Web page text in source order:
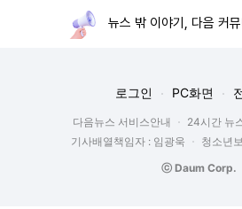
뉴스 밖 이야기, 다음 커
로그인 PC화면
다음뉴스 서비스안내 24시간 뉴
기사배열책임자 : 임광욱
청소년
ⓒ Daum Corp.